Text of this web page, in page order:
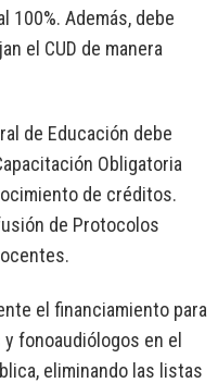
100%. Además, debe
el CUD de manera
de Educación debe
Obligatoria
de créditos.
de Protocolos
el financiamiento para
fonoaudiólogos en el
eliminando las listas